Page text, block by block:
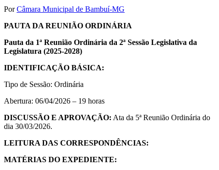
PorCâmara Municipal de Bambuí-MG
PAUTA DA REUNIÃO ORDINÁRIA
Pauta da 1ª Reunião Ordinária da 2ª Sessão Legislativa da
Legislatura (2025-2028)
IDENTIFICAÇÃO BÁSICA:
Tipo de Sessão: Ordinária
Abertura: 06/04/2026 – 19 horas
DISCUSSÃO E APROVAÇÃO: Ata da 5ª Reunião Ordinária do
dia 30/03/2026.
LEITURA DAS CORRESPONDÊNCIAS:
MATÉRIAS DO EXPEDIENTE: